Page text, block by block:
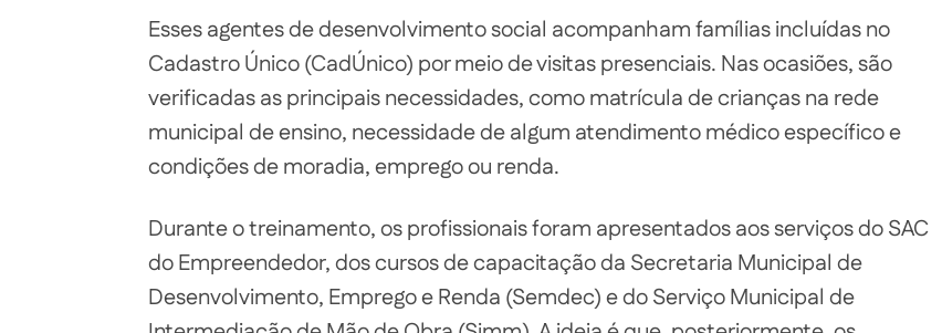
Esses agentes de desenvolvimento social acompanham famílias incluídas no
Cadastro Único (CadÚnico) por meio de visitas presenciais. Nas ocasiões, são
verificadas as principais necessidades, como matrícula de crianças na rede
municipal de ensino, necessidade de algum atendimento médico específico e
condições de moradia, emprego ou renda.
Durante o treinamento, os profissionais foram apresentados aos serviços do SAC
do Empreendedor, dos cursos de capacitação da Secretaria Municipal de
Desenvolvimento, Emprego e Renda (Semdec) e do Serviço Municipal de